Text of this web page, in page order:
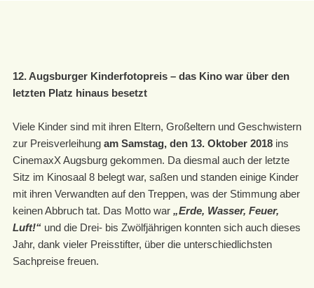
12. Augsburger Kinderfotopreis – das Kino war über den
letzten Platz hinaus besetzt
Viele Kinder sind mit ihren Eltern, Großeltern und Geschwistern
zur Preisverleihung am Samstag, den 13. Oktober 2018ins
CinemaxX Augsburg gekommen. Da diesmal auch der letzte
Sitz im Kinosaal 8 belegt war, saßen und standen einige Kinder
mit ihren Verwandten auf den Treppen, was der Stimmung aber
keinen Abbruch tat. Das Motto war „Erde, Wasser, Feuer,
Luft!“und die Drei- bis Zwölfjährigen konnten sich auch dieses
Jahr, dank vieler Preisstifter, über die unterschiedlichsten
Sachpreise freuen.